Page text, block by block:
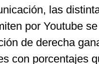
las
por Youtube
de derecha
con porcentajes